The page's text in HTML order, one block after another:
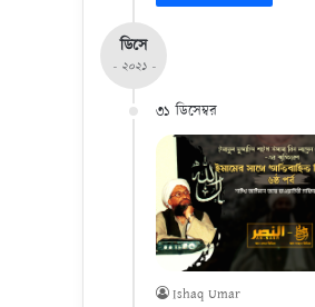
ডিসে
- ২০২১ -
৩১ ডিসেম্বর
Ishaq Umar